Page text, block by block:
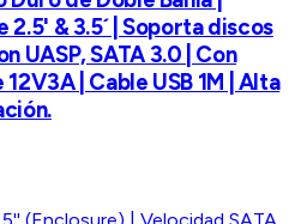
2.5' & 3.5´ | Soporta discos
UASP, SATA 3.0 | Con
| Cable USB 1M | Alta